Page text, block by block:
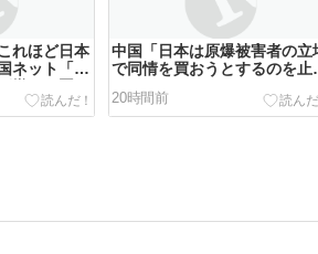
れほど日本
ネット「中
嫌いな国な
中国「日本は原爆被害者の立
で同情を買おうとするのを止
ろ」
20時間前